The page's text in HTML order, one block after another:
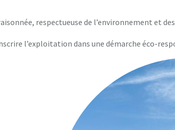
respectueuse de l’environnement et
l’exploitation dans une démarche éco-